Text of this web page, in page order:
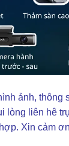
ảnh, thông
lòng liên hê
Xin cảm